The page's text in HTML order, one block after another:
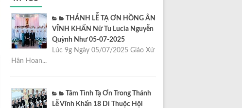
THÁNH LỄ TẠ ƠN HỒNG ÂN
VĨNH KHẤN Nữ Tu Lucia Nguyễn
Quỳnh Như 05-07-2025
Lúc 9g Ngày 05/07/2025 Giáo Xứ
Hân Hoan...
Tâm Tình Tạ Ơn Trong Thánh
Lễ Vĩnh Khấn 18 Dì Thuộc Hội